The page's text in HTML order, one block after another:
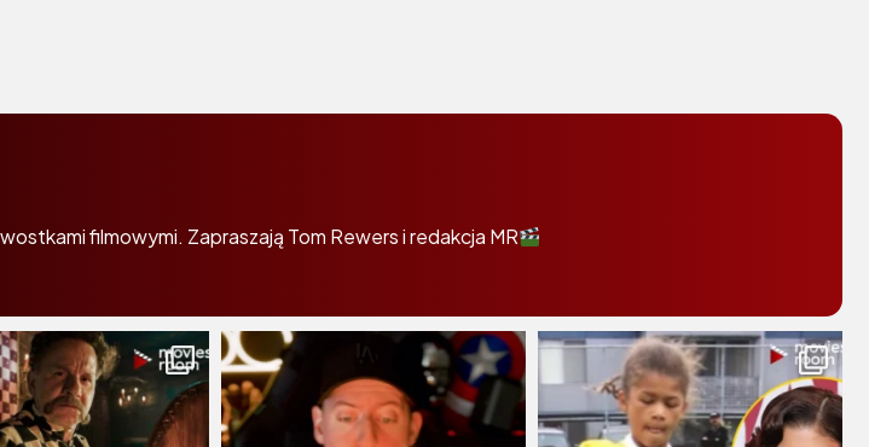
filmowymi. Zapraszają Tom Rewers i redakcja MR